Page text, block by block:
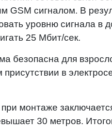
GSM сигналом. В
уровню сигнала в
25 Мбит/сек.
безопасна для
присутствии в
монтаже
30 метров.